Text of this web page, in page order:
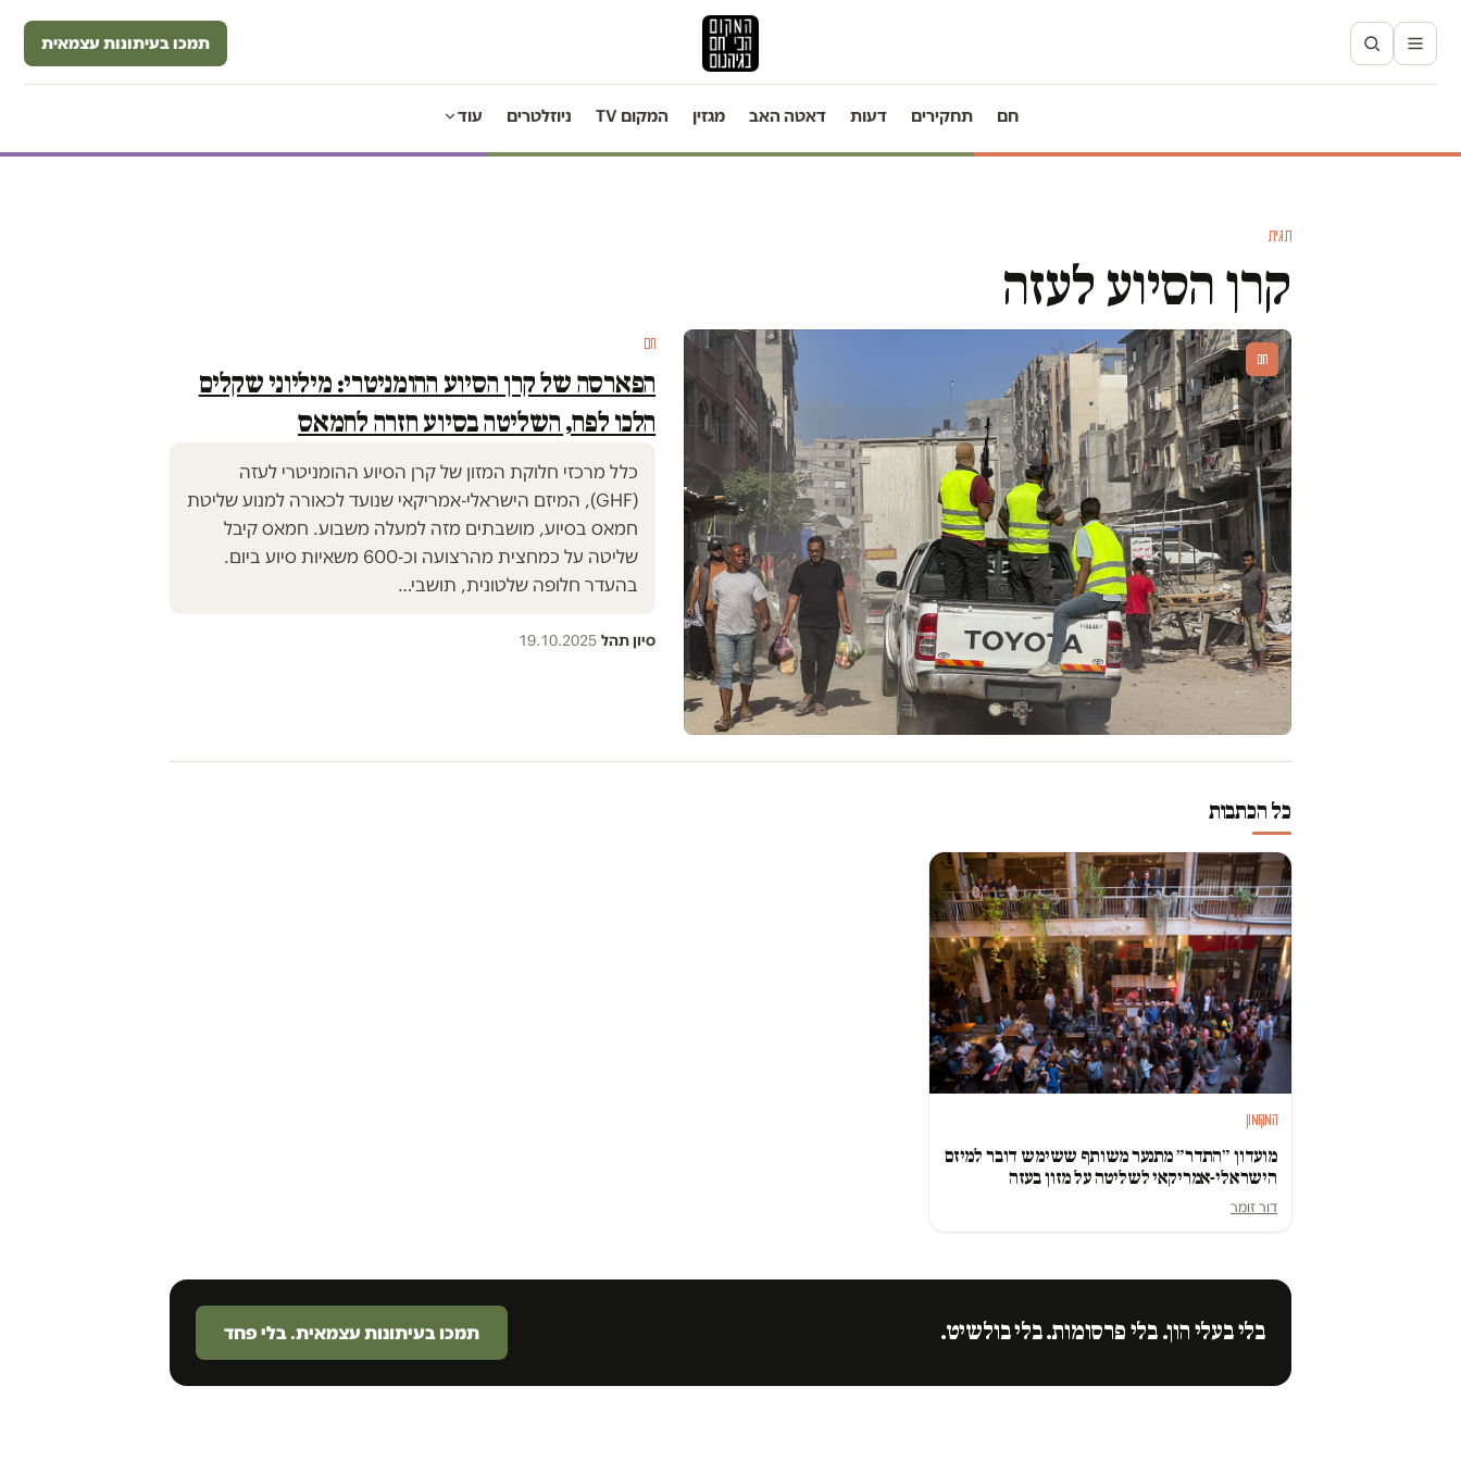
תמכו בעיתונות עצמאית
חם תחקירים דעות דאטה האב מגזין המקום TV ניוזלטרים עוד
תגית
קרן הסיוע לעזה
חם
חם
הפארסה של קרן הסיוע ההומניטרי: מיליוני שקלים
הלכו לפח, השליטה בסיוע חזרה לחמאס
כלל מרכזי חלוקת המזון של קרן הסיוע ההומניטרי לעזה
(GHF), המיזם הישראלי-אמריקאי שנועד לכאורה למנוע שליטת
חמאס בסיוע, מושבתים מזה למעלה משבוע. חמאס קיבל
שליטה על כמחצית מהרצועה וכ-600 משאיות סיוע ביום.
בהעדר חלופה שלטונית, תושבי…
סיון תהל·
19.10.2025
כל הכתבות
המקומון
מועדון ״התדר״ מתנער משותף ששימש דובר למיזם
הישראלי-אמריקאי לשליטה על מזון בעזה
דור זומר
בלי בעלי הון. בלי פרסומות. בלי בולשיט. תמכו בעיתונות עצמאית. בלי פחד